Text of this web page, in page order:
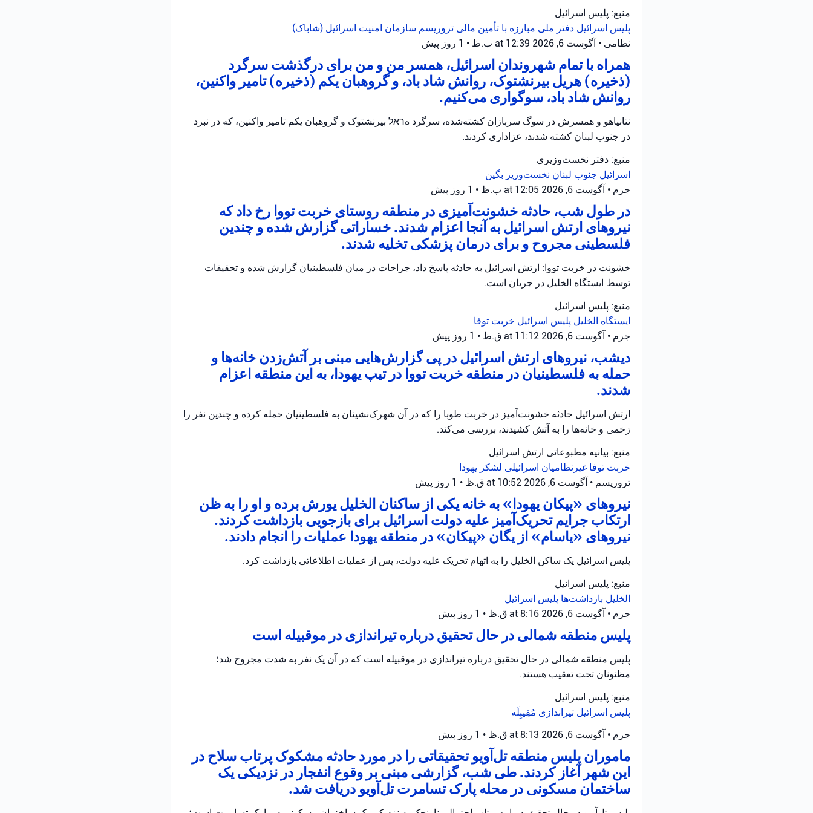
منبع: پلیس اسرائیل
پلیس اسرائیل دفتر ملی مبارزه با تأمین مالی تروریسم سازمان امنیت اسرائیل (شاباک)
نظامی • آگوست 6, 2026 at 12:39 ب.ظ • 1 روز پیش
همراه با تمام شهروندان اسرائیل، همسر من و من برای درگذشت سرگرد
(ذخیره) هریل بیرنشتوک، روانش شاد باد، و گروهبان یکم (ذخیره) تامیر واکنین،
روانش شاد باد، سوگواری می‌کنیم.
نتانیاهو و همسرش در سوگ سربازان کشته‌شده، سرگرد هראל بیرنشتوک و گروهبان یکم تامیر واکنین، که در نبرد
در جنوب لبنان کشته شدند، عزاداری کردند.
منبع: دفتر نخست‌وزیری
اسرائیل جنوب لبنان نخست‌وزیر بگین
جرم • آگوست 6, 2026 at 12:05 ب.ظ • 1 روز پیش
در طول شب، حادثه خشونت‌آمیزی در منطقه روستای خربت تووا رخ داد که
نیروهای ارتش اسرائیل به آنجا اعزام شدند. خساراتی گزارش شده و چندین
فلسطینی مجروح و برای درمان پزشکی تخلیه شدند.
خشونت در خربت تووا: ارتش اسرائیل به حادثه پاسخ داد، جراحات در میان فلسطینیان گزارش شده و تحقیقات
توسط ایستگاه الخلیل در جریان است.
منبع: پلیس اسرائیل
ایستگاه الخلیل پلیس اسرائیل خربت توفا
جرم • آگوست 6, 2026 at 11:12 ق.ظ • 1 روز پیش
دیشب، نیروهای ارتش اسرائیل در پی گزارش‌هایی مبنی بر آتش‌زدن خانه‌ها و
حمله به فلسطینیان در منطقه خربت تووا در تیپ یهودا، به این منطقه اعزام
شدند.
ارتش اسرائیل حادثه خشونت‌آمیز در خربت طوبا را که در آن شهرک‌نشینان به فلسطینیان حمله کرده و چندین نفر را
زخمی و خانه‌ها را به آتش کشیدند، بررسی می‌کند.
منبع: بیانیه مطبوعاتی ارتش اسرائیل
خربت توفا غیرنظامیان اسرائیلی لشکر یهودا
تروریسم • آگوست 6, 2026 at 10:52 ق.ظ • 1 روز پیش
نیروهای «پیکان یهودا» به خانه یکی از ساکنان الخلیل یورش برده و او را به ظن
ارتکاب جرایم تحریک‌آمیز علیه دولت اسرائیل برای بازجویی بازداشت کردند.
نیروهای «یاسام» از یگان «پیکان» در منطقه یهودا عملیات را انجام دادند.
پلیس اسرائیل یک ساکن الخلیل را به اتهام تحریک علیه دولت، پس از عملیات اطلاعاتی بازداشت کرد.
منبع: پلیس اسرائیل
الخلیل بازداشت‌ها پلیس اسرائیل
جرم • آگوست 6, 2026 at 8:16 ق.ظ • 1 روز پیش
پلیس منطقه شمالی در حال تحقیق درباره تیراندازی در موقبیله است
پلیس منطقه شمالی در حال تحقیق درباره تیراندازی در موقبیله است که در آن یک نفر به شدت مجروح شد؛
مظنونان تحت تعقیب هستند.
منبع: پلیس اسرائیل
پلیس اسرائیل تیراندازی مُقِیبِلَه
جرم • آگوست 6, 2026 at 8:13 ق.ظ • 1 روز پیش
ماموران پلیس منطقه تل‌آویو تحقیقاتی را در مورد حادثه مشکوک پرتاب سلاح در
این شهر آغاز کردند. طی شب، گزارشی مبنی بر وقوع انفجار در نزدیکی یک
ساختمان مسکونی در محله پارک تسامرت تل‌آویو دریافت شد.